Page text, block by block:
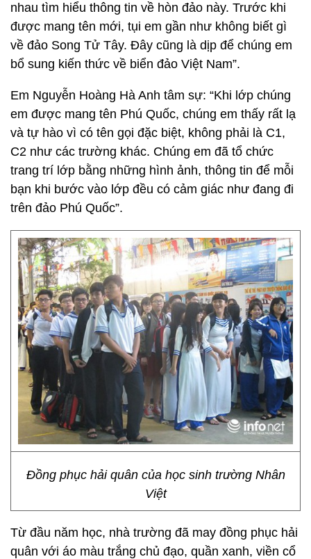
nhau tìm hiểu thông tin về hòn đảo này. Trước khi
được mang tên mới, tụi em gần như không biết gì
về đảo Song Tử Tây. Đây cũng là dịp để chúng em
bổ sung kiến thức về biển đảo Việt Nam”.
Em Nguyễn Hoàng Hà Anh tâm sự: “Khi lớp chúng
em được mang tên Phú Quốc, chúng em thấy rất lạ
và tự hào vì có tên gọi đặc biệt, không phải là C1,
C2 như các trường khác. Chúng em đã tổ chức
trang trí lớp bằng những hình ảnh, thông tin để mỗi
bạn khi bước vào lớp đều có cảm giác như đang đi
trên đảo Phú Quốc”.
Đồng phục hải quân của học sinh trường Nhân
Việt
Từ đầu năm học, nhà trường đã may đồng phục hải
quân với áo màu trắng chủ đạo, quần xanh, viền cổ